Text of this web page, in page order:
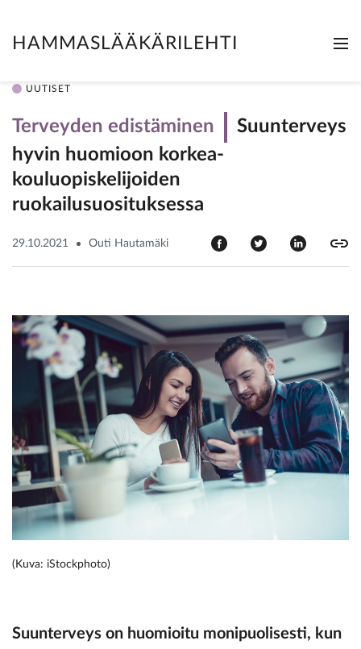
HAMMASLÄÄKÄRILEHTI
UUTISET
Terveyden edistäminen
Suunterveys
hyvin huomioon korkea­
kouluopiskelijoiden
ruokailusuosituksessa
29.10.2021 Outi Hautamäki
(Kuva: iStockphoto)
Suunterveys on huomioitu monipuolisesti, kun